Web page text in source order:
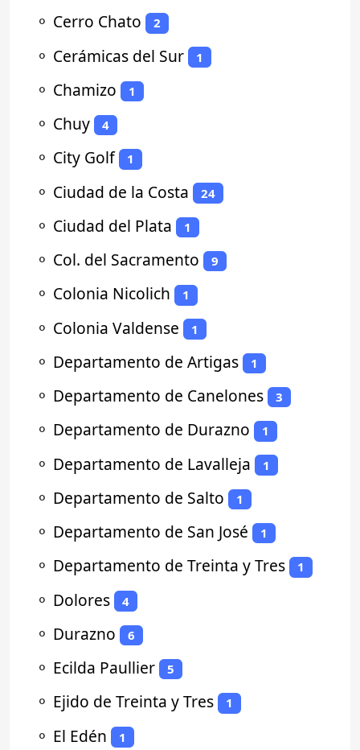
⚬ Cerro Chato 2
⚬ Cerámicas del Sur 1
⚬ Chamizo 1
⚬ Chuy 4
⚬ City Golf 1
⚬ Ciudad de la Costa 24
⚬ Ciudad del Plata 1
⚬ Col. del Sacramento 9
⚬ Colonia Nicolich 1
⚬ Colonia Valdense 1
⚬ Departamento de Artigas 1
⚬ Departamento de Canelones 3
⚬ Departamento de Durazno 1
⚬ Departamento de Lavalleja 1
⚬ Departamento de Salto 1
⚬ Departamento de San José 1
⚬ Departamento de Treinta y Tres 1
⚬ Dolores 4
⚬ Durazno 6
⚬ Ecilda Paullier 5
⚬ Ejido de Treinta y Tres 1
⚬ El Edén 1